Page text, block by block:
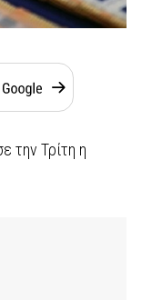
την Τρίτη η